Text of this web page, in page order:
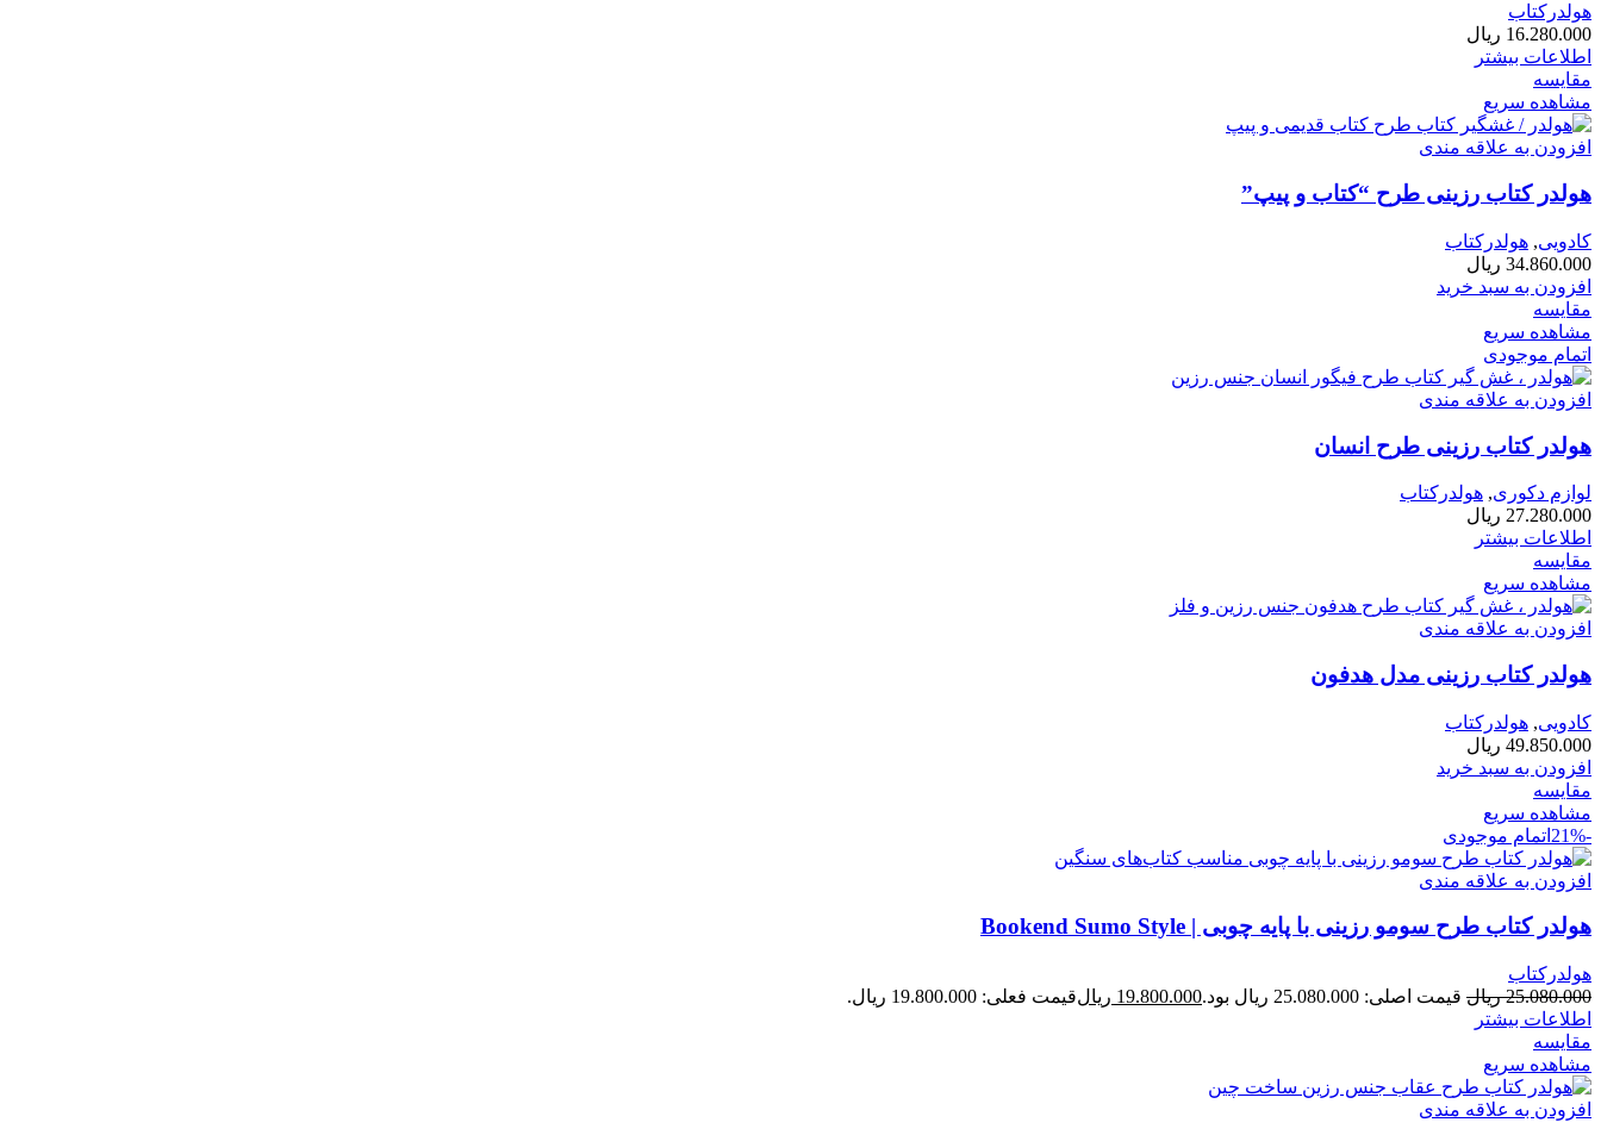
هولدرکتاب
16.280.000 ریال
اطلاعات بیشتر
مقایسه
مشاهده سریع
افزودن به علاقه مندی
هولدر کتاب رزینی طرح “کتاب و پیپ”
کادویی, هولدرکتاب
34.860.000 ریال
افزودن به سبد خرید
مقایسه
مشاهده سریع
اتمام موجودی
افزودن به علاقه مندی
هولدر کتاب رزینی طرح انسان
لوازم دکوری, هولدرکتاب
27.280.000 ریال
اطلاعات بیشتر
مقایسه
مشاهده سریع
افزودن به علاقه مندی
هولدر کتاب رزینی مدل هدفون
کادویی, هولدرکتاب
49.850.000 ریال
افزودن به سبد خرید
مقایسه
مشاهده سریع
-21%
اتمام موجودی
افزودن به علاقه مندی
هولدر کتاب طرح سومو رزینی با پایه چوبی | Bookend Sumo Style
هولدرکتاب
25.080.000 ریال قیمت اصلی: 25.080.000 ریال بود. 19.800.000 ریالقیمت فعلی: 19.800.000 ریال.
اطلاعات بیشتر
مقایسه
مشاهده سریع
افزودن به علاقه مندی